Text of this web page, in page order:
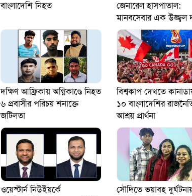
বাংলাদেশি নিহত
জেনারেল হাসপাতাল:
মানবসেবার এক উজ্জ্বল
দক্ষিণ আফ্রিকায় অগ্নিকাণ্ডে নিহত
৬ প্রবাসীর পরিচয় শনাক্তে
জটিলতা
বিশ্বকাপ দেখতে
১০ বাংলাদেশির
আশ্রয় প্রার্থনা
ওয়েস্টার্ন নিউইয়র্কে
সৌদিতে ভয়াবহ